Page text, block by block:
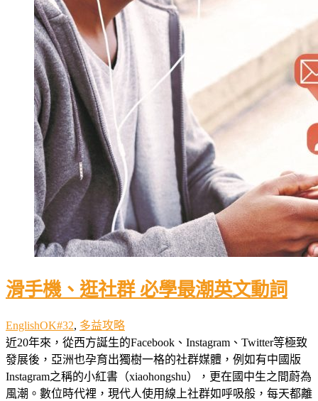
滑手機、逛社群 必學最潮英文動詞
EnglishOK#32, 多益攻略
近20年來，從西方誕生的Facebook、Instagram、Twitter等極致
發展後，亞洲也孕育出獨樹一格的社群媒體，例如有中國版
Instagram之稱的小紅書（xiaohongshu），更在國中生之間蔚為
風潮。數位時代裡，現代人使用線上社群如呼吸般，每天都離